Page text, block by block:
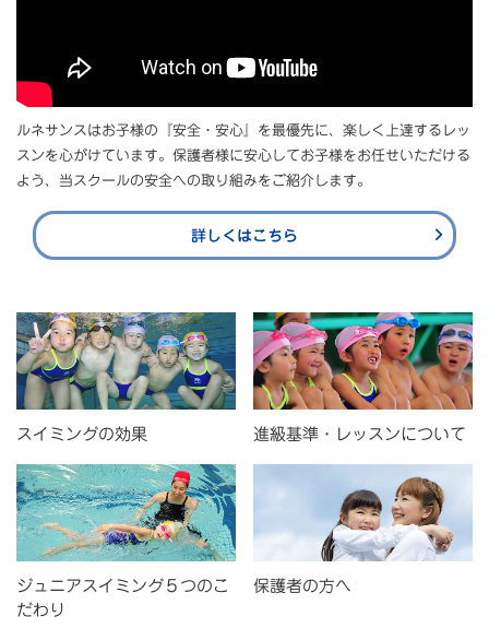
ルネサンスはお子様の『安全・安心』を最優先に、楽しく上達するレッ
スンを心がけています。保護者様に安心してお子様をお任せいただける
よう、当スクールの安全への取り組みをご紹介します。
詳しくはこちら
スイミングの効果 進級基準・レッスンについて
ジュニアスイミング５つのこ
だわり
保護者の方へ